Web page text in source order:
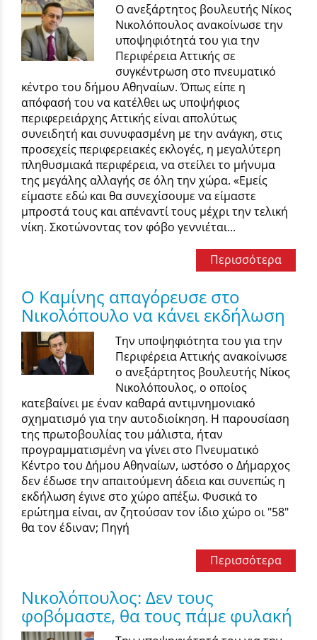
Ο ανεξάρτητος βουλευτής Νίκος
Νικολόπουλος ανακοίνωσε την
υποψηφιότητά του για την
Περιφέρεια Αττικής σε
συγκέντρωση στο πνευματικό
κέντρο του δήμου Αθηναίων. Όπως είπε η
απόφασή του να κατέλθει ως υποψήφιος
περιφερειάρχης Αττικής είναι απολύτως
συνειδητή και συνυφασμένη με την ανάγκη, στις
προσεχείς περιφερειακές εκλογές, η μεγαλύτερη
πληθυσμιακά περιφέρεια, να στείλει το μήνυμα
της μεγάλης αλλαγής σε όλη την χώρα. «Εμείς
είμαστε εδώ και θα συνεχίσουμε να είμαστε
μπροστά τους και απέναντί τους μέχρι την τελική
νίκη. Σκοτώνοντας τον φόβο γεννιέται...
Περισσότερα
O Καμίνης απαγόρευσε στο
Νικολόπουλο να κάνει εκδήλωση
Την υποψηφιότητα του για την
Περιφέρεια Αττικής ανακοίνωσε
ο ανεξάρτητος βουλευτής Νίκος
Νικολόπουλος, ο οποίος
κατεβαίνει με έναν καθαρά αντιμνημονιακό
σχηματισμό για την αυτοδιοίκηση. Η παρουσίαση
της πρωτοβουλίας του μάλιστα, ήταν
προγραμματισμένη να γίνει στο Πνευματικό
Κέντρο του Δήμου Αθηναίων, ωστόσο ο Δήμαρχος
δεν έδωσε την απαιτούμενη άδεια και συνεπώς η
εκδήλωση έγινε στο χώρο απέξω. Φυσικά το
ερώτημα είναι, αν ζητούσαν τον ίδιο χώρο οι "58"
θα τον έδιναν; Πηγή
Περισσότερα
Νικολόπουλος: Δεν τους
φοβόμαστε, θα τους πάμε φυλακή